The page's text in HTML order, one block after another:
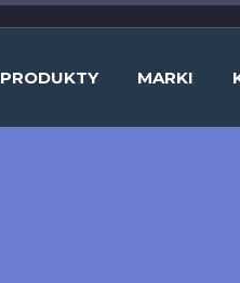
PRODUKTY MARKI